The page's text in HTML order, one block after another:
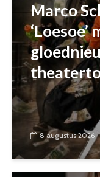
Marco
‘Loesoe’
8 augustus 2026